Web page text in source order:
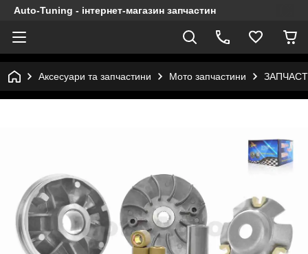
Auto-Tuning - інтернет-магазин запчастин
Аксесуари та запчастини Мото запчастини